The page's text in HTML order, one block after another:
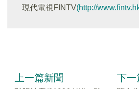
現代電視FINTV(http://
上一篇新聞 下一